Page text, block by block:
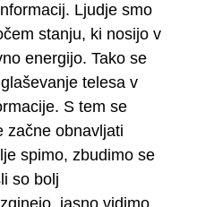
Ljudje smo
stanju, ki nosijo v
energijo. Tako se
telesa v
S tem se
začne obnavljati
spimo, zbudimo se
so bolj